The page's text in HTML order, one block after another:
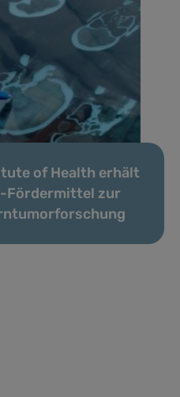
of Health erhält
Fördermittel zur